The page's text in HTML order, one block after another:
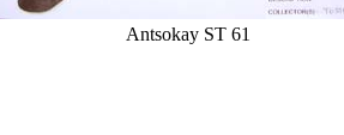
Antsokay ST 61